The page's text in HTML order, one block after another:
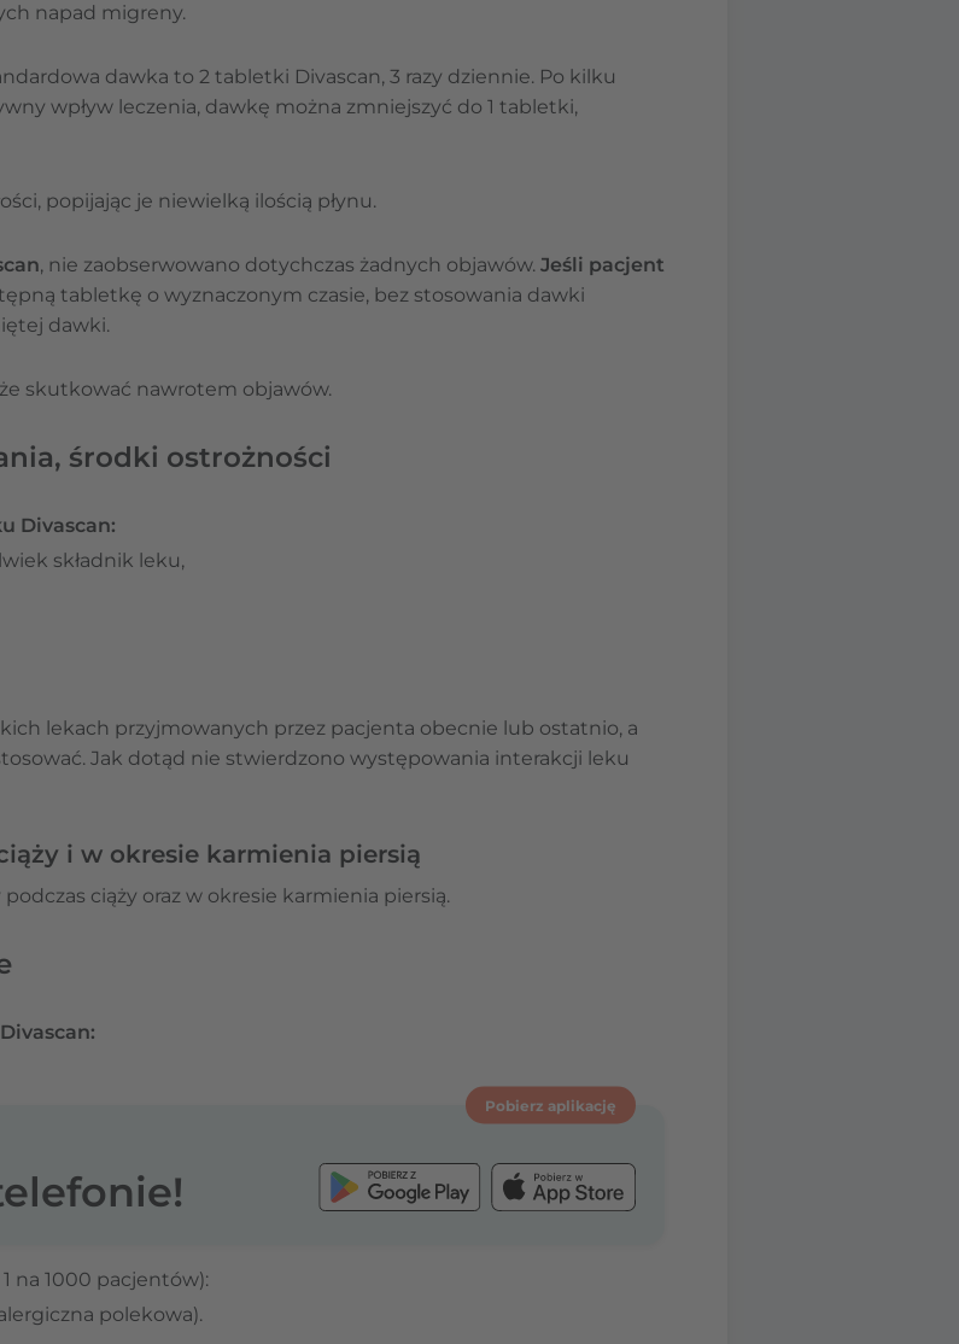
napad migreny.
dawka to 2 tabletki Divascan, 3 razy dziennie. Po kilku
wpływ leczenia, dawkę można zmniejszyć do 1 tabletki,
popijając je niewielką ilością płynu.
, nie zaobserwowano dotychczas żadnych objawów. Jeśli pacjent
tabletkę o wyznaczonym czasie, bez stosowania dawki
dawki.
skutkować nawrotem objawów.
środki ostrożności
Divascan:
składnik leku,
lekach przyjmowanych przez pacjenta obecnie lub ostatnio, a
Jak dotąd nie stwierdzono występowania interakcji leku
i w okresie karmienia piersią
ciąży oraz w okresie karmienia piersią.
Pobierz aplikację
na 1000 pacjentów):
polekowa).